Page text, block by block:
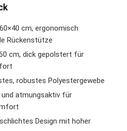
cm, ergonomisch
Rückenstütze
cm, dick gepolstert für
robustes Polyestergewebe
atmungsaktiv für
Design mit hoher